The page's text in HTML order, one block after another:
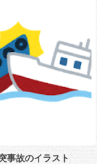
事故のイラスト